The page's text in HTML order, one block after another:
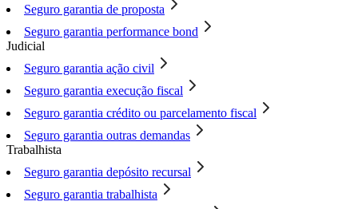
Seguro garantia de proposta
Seguro garantia performance bond
Judicial
Seguro garantia ação civil
Seguro garantia execução fiscal
Seguro garantia crédito ou parcelamento fiscal
Seguro garantia outras demandas
Trabalhista
Seguro garantia depósito recursal
Seguro garantia trabalhista